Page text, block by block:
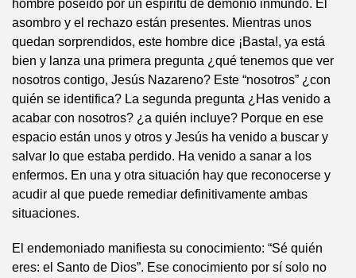
hombre poseído por un espíritu de demonio inmundo. El
asombro y el rechazo están presentes. Mientras unos
quedan sorprendidos, este hombre dice ¡Basta!, ya está
bien y lanza una primera pregunta ¿qué tenemos que ver
nosotros contigo, Jesús Nazareno? Este “nosotros” ¿con
quién se identifica? La segunda pregunta ¿Has venido a
acabar con nosotros? ¿a quién incluye? Porque en ese
espacio están unos y otros y Jesús ha venido a buscar y
salvar lo que estaba perdido. Ha venido a sanar a los
enfermos. En una y otra situación hay que reconocerse y
acudir al que puede remediar definitivamente ambas
situaciones.
El endemoniado manifiesta su conocimiento: “Sé quién
eres: el Santo de Dios”. Ese conocimiento por sí solo no